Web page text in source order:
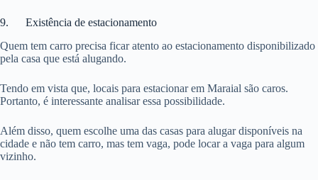
9. Existência de estacionamento
Quem tem carro precisa ficar atento ao estacionamento disponibilizado
pela casa que está alugando.
Tendo em vista que, locais para estacionar em Maraial são caros.
Portanto, é interessante analisar essa possibilidade.
Além disso, quem escolhe uma das casas para alugar disponíveis na
cidade e não tem carro, mas tem vaga, pode locar a vaga para algum
vizinho.